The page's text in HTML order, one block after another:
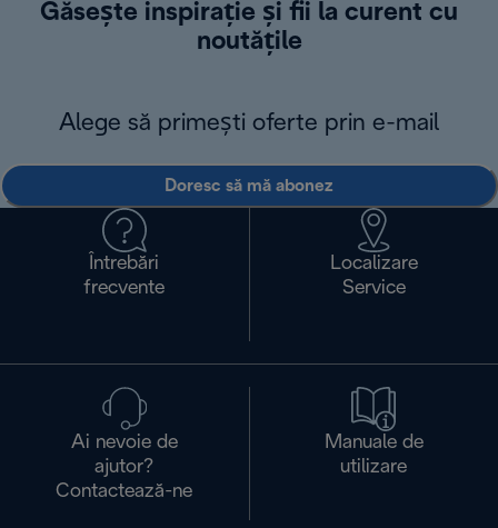
Găsește inspirație și fii la curent cu
noutățile
Alege să primești oferte prin e-mail
Doresc să mă abonez
Întrebări
frecvente
Localizare
Service
Ai nevoie de
ajutor?
Contactează-ne
Manuale de
utilizare